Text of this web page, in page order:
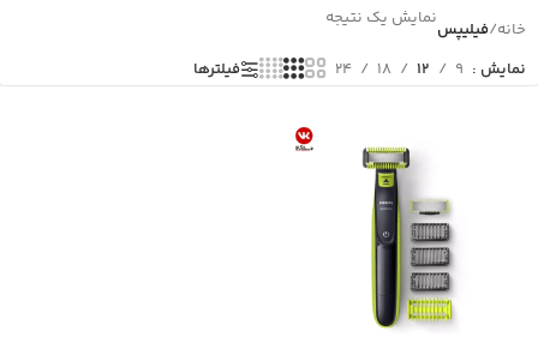
خانه/فیلیپسنمایش یک نتیجه
نمایش 9
12
18
24 فیلترها